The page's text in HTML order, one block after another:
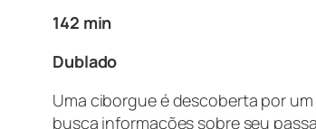
142 min
Dublado
Uma ciborgue é descoberta por
busca informações sobre seu